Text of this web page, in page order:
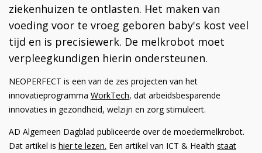
ziekenhuizen te ontlasten. Het maken van
voeding voor te vroeg geboren baby's kost veel
tijd en is precisiewerk. De melkrobot moet
verpleegkundigen hierin ondersteunen.
NEOPERFECT is een van de zes projecten van het
innovatieprogramma WorkTech, dat arbeidsbesparende
innovaties in gezondheid, welzijn en zorg stimuleert.
AD Algemeen Dagblad publiceerde over de moedermelkrobot.
Dat artikel is hier te lezen. Een artikel van ICT & Health staat